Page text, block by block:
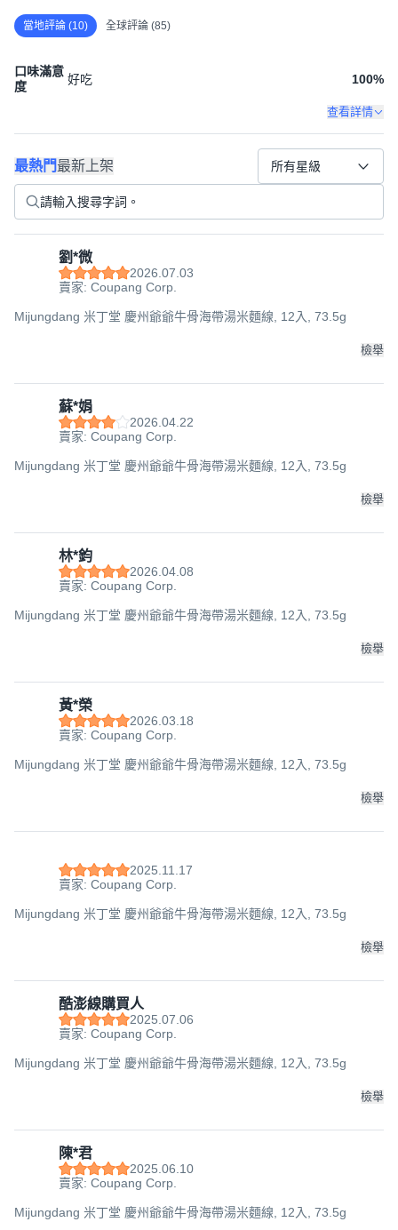
當地評論 (10) 全球評論 (85)
口味滿意
度
好吃 100%
查看詳情
最熱門最新上架 所有星級
劉*微
2026.07.03
賣家: Coupang Corp.
Mijungdang 米丁堂 慶州爺爺牛骨海帶湯米麵線, 12入, 73.5g
檢舉
蘇*娟
2026.04.22
賣家: Coupang Corp.
Mijungdang 米丁堂 慶州爺爺牛骨海帶湯米麵線, 12入, 73.5g
檢舉
林*鈞
2026.04.08
賣家: Coupang Corp.
Mijungdang 米丁堂 慶州爺爺牛骨海帶湯米麵線, 12入, 73.5g
檢舉
黃*榮
2026.03.18
賣家: Coupang Corp.
Mijungdang 米丁堂 慶州爺爺牛骨海帶湯米麵線, 12入, 73.5g
檢舉
2025.11.17
賣家: Coupang Corp.
Mijungdang 米丁堂 慶州爺爺牛骨海帶湯米麵線, 12入, 73.5g
檢舉
酷澎線購買人
2025.07.06
賣家: Coupang Corp.
Mijungdang 米丁堂 慶州爺爺牛骨海帶湯米麵線, 12入, 73.5g
檢舉
陳*君
2025.06.10
賣家: Coupang Corp.
Mijungdang 米丁堂 慶州爺爺牛骨海帶湯米麵線, 12入, 73.5g